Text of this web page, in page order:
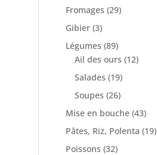
Fromages (29)
Gibier(3)
Légumes (89)
Ail des ours (12)
Salades (19)
Soupes (26)
Mise en bouche(43)
Pâtes, Riz, Polenta (19)
Poissons (32)